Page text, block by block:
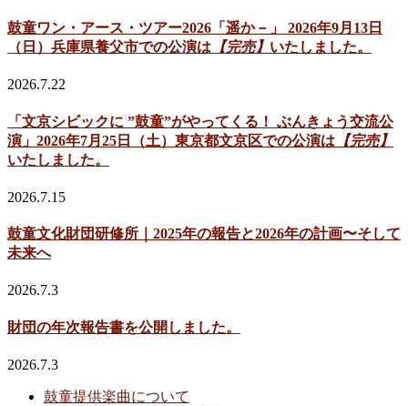
鼓童ワン・アース・ツアー2026「遥か－」 2026年9月13日
（日）兵庫県養父市での公演は 【完売】 いたしました。
2026.7.22
「文京シビックに ”鼓童”がやってくる！ ぶんきょう交流公
演」2026年7月25日（土）東京都文京区での公演は 【完売】
いたしました。
2026.7.15
鼓童文化財団研修所｜2025年の報告と2026年の計画〜そして
未来へ
2026.7.3
財団の年次報告書を公開しました。
2026.7.3
鼓童提供楽曲について